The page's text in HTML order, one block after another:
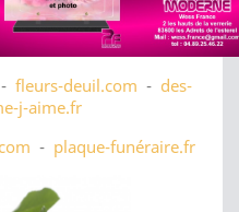
- fleurs-deuil.com - des-
j-aime.fr
- plaque-funéraire.fr